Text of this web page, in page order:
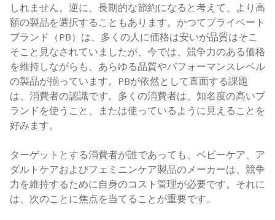
しれません。逆に、長期的な節約になると考えて、より高
額の製品を選択することもあります。かつてプライベート
ブランド（PB）は、多くの人に価格は安いが品質はそこ
そこと見なされていましたが、今では、競争力のある価格
を維持しながらも、あらゆる品質やパフォーマンスレベル
の製品が揃っています。PBが依然として直面する課題
は、消費者の認識です。多くの消費者は、知名度の高いブ
ランドを使うこと、または使っているように見えることを
好みます。
ターゲットとする消費者が誰であっても、ベビーケア、ア
ダルトケアおよびフェミニンケア製品のメーカーは、競争
力を維持するために自身のコスト管理が必要です。それに
は、次のことに焦点を当てることが重要です。